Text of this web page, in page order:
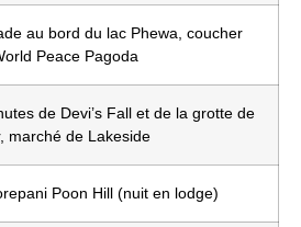
au bord du lac Phewa, coucher
Peace Pagoda
de Devi’s Fall et de la grotte de
marché de Lakeside
Poon Hill (nuit en lodge)